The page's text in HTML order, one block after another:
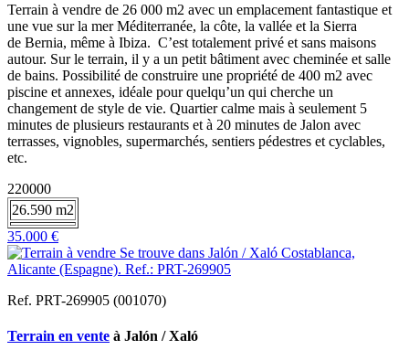
Terrain à vendre de 26 000 m2 avec un emplacement fantastique et
une vue sur la mer Méditerranée, la côte, la vallée et la Sierra
de Bernia, même à Ibiza. C’est totalement privé et sans maisons
autour. Sur le terrain, il y a un petit bâtiment avec cheminée et salle
de bains. Possibilité de construire une propriété de 400 m2 avec
piscine et annexes, idéale pour quelqu’un qui cherche un
changement de style de vie. Quartier calme mais à seulement 5
minutes de plusieurs restaurants et à 20 minutes de Jalon avec
terrasses, vignobles, supermarchés, sentiers pédestres et cyclables,
etc.
220000
26.590 m2
35.000 €
Ref. PRT-269905 (001070)
Terrain en vente à Jalón / Xaló